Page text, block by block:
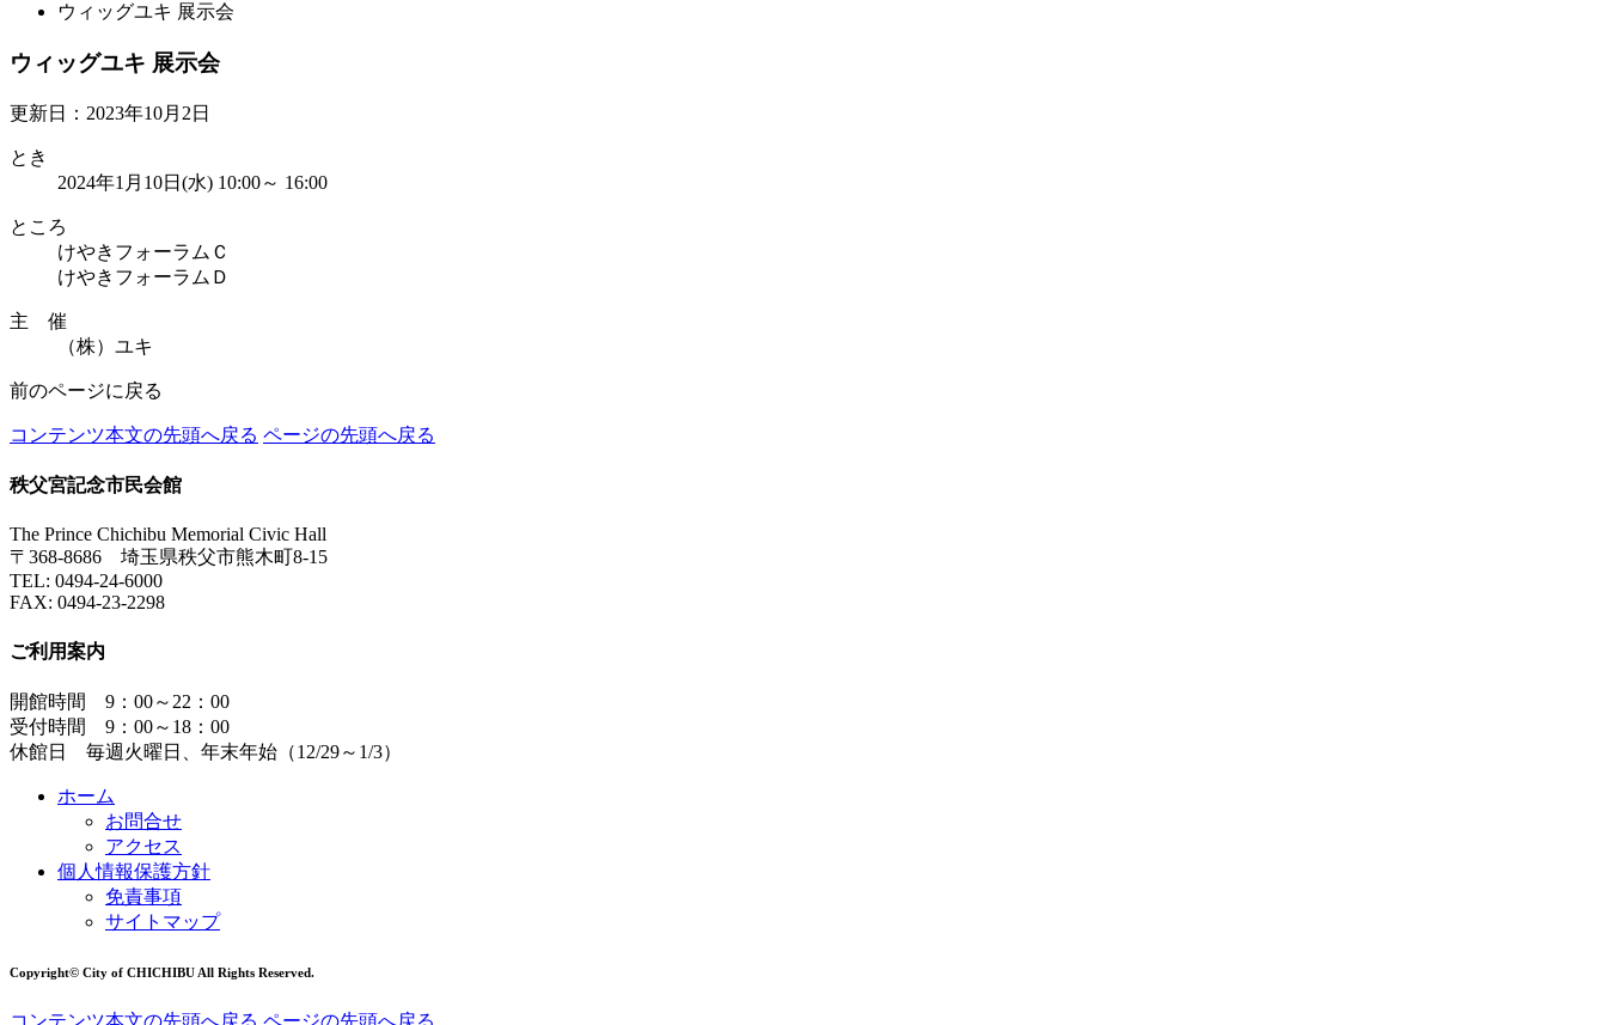
ウィッグユキ 展示会
ウィッグユキ 展示会
更新日：2023年10月2日
とき
2024年1月10日(水) 10:00～ 16:00
ところ
けやきフォーラムＣ
けやきフォーラムＤ
主 催
（株）ユキ
前のページに戻る
コンテンツ本文の先頭へ戻る ページの先頭へ戻る
秩父宮記念市民会館
The Prince Chichibu Memorial Civic Hall
〒368-8686 埼玉県秩父市熊木町8-15
TEL: 0494-24-6000
FAX: 0494-23-2298
ご利用案内
開館時間 9：00～22：00
受付時間 9：00～18：00
休館日 毎週火曜日、年末年始（12/29～1/3）
ホーム
お問合せ
アクセス
個人情報保護方針
免責事項
サイトマップ
Copyright© City of CHICHIBU All Rights Reserved.
コンテンツ本文の先頭へ戻る ページの先頭へ戻る